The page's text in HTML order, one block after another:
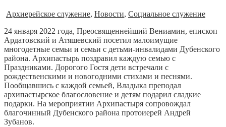
Архиерейское служение, Новости, Социальное служение
24 января 2022 года, Преосвященнейший Вениамин, епископ
Ардатовский и Атяшевский посетил малоимущие
многодетные семьи и семьи с детьми-инвалидами Дубенского
района. Архипастырь поздравил каждую семью с
Праздниками. Дорогого Гостя дети встречали с
рождественскими и новогодними стихами и песнями.
Пообщавшись с каждой семьей, Владыка преподал
архипастырское благословение и детям подарил сладкие
подарки. На мероприятии Архипастыря сопровождал
благочинный Дубенского района протоиерей Андрей
Зубанов.